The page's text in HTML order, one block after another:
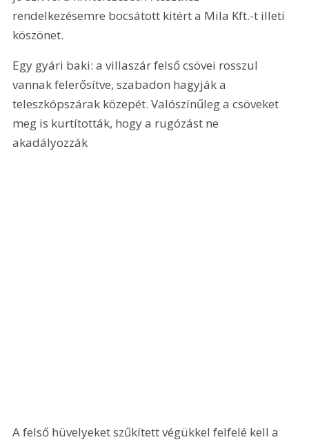
rendelkezésemre bocsátott kitért a Mila Kft.-t illeti
köszönet.
Egy gyári baki: a villaszár felső csövei rosszul
vannak felerősítve, szabadon hagyják a
teleszkópszárak közepét. Valószínűleg a csöveket
meg is kurtították, hogy a rugózást ne
akadályozzák
A felső hüvelyeket szűkített végükkel felfelé kell a